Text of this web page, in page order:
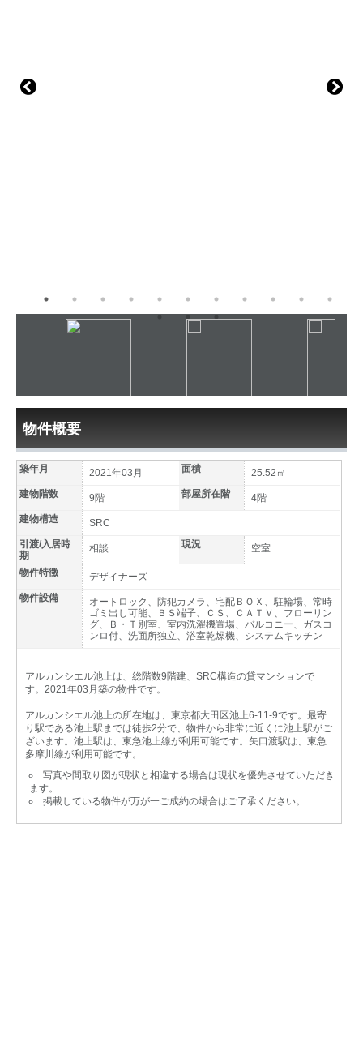
物件概要
築年月 2021年03月 面積
25.52㎡
建物階数
9階 部屋所在階
4階
建物構造
SRC
引渡/入居時
期
相談 現況 空室
物件特徴
デザイナーズ
物件設備
オートロック、防犯カメラ、宅配ＢＯＸ、駐輪場、常時
ゴミ出し可能、ＢＳ端子、ＣＳ、ＣＡＴＶ、フローリン
グ、Ｂ・Ｔ別室、室内洗濯機置場、バルコニー、ガスコ
ンロ付、洗面所独立、浴室乾燥機、システムキッチン
アルカンシエル池上は、総階数9階建、SRC構造の貸マンションで
す。2021年03月築の物件です。
アルカンシエル池上の所在地は、東京都大田区池上6-11-9です。最寄
り駅である池上駅までは徒歩2分で、物件から非常に近くに池上駅がご
ざいます。池上駅は、東急池上線が利用可能です。矢口渡駅は、東急
多摩川線が利用可能です。
写真や間取り図が現状と相違する場合は現状を優先させていただき
ます。
掲載している物件が万が一ご成約の場合はご了承ください。